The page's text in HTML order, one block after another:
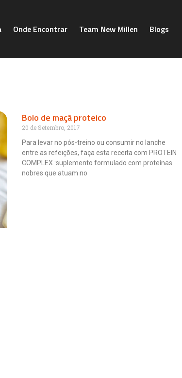
Onde Encontrar Team New Millen Blogs
Bolo de maçã proteico
20 de Setembro, 2017
Para levar no pós-treino ou consumir no lanche
entre as refeições, faça esta receita com PROTEIN
COMPLEX :suplemento formulado com proteínas
nobres que atuam no